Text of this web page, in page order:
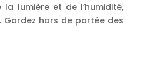
la lumière et de l’humidité,
Gardez hors de portée des